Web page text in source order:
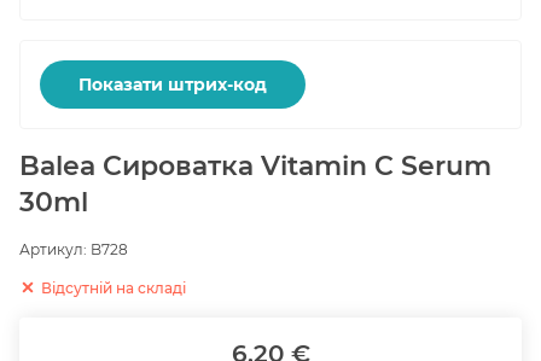
Показати штрих-код
Balea Сироватка Vitamin C Serum
30ml
Артикул: B728
Відсутній на складі
6.20 €